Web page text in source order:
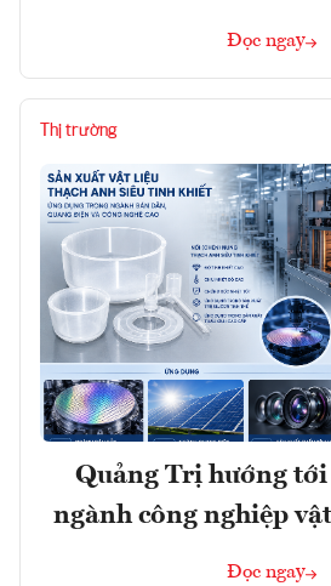
Đọc ngay
Thị trường
Quảng Trị hướng
ngành công nghiệp
Đọc ngay